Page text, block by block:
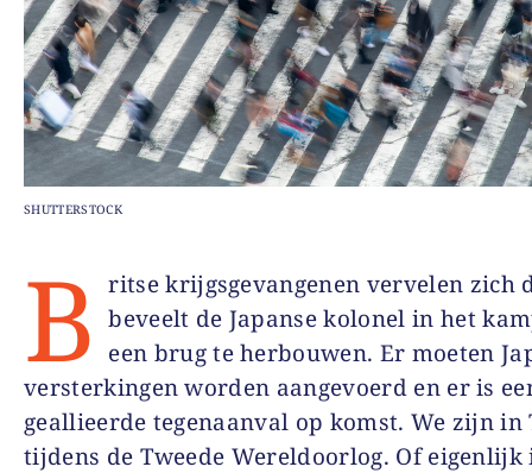
SHUTTERSTOCK
B ritse krijgsgevangenen vervelen zich
beveelt de Japanse kolonel in het
een brug te herbouwen. Er moeten
versterkingen worden aangevoerd en er is
geallieerde tegenaanval op komst. We zijn
tijdens de Tweede Wereldoorlog. Of